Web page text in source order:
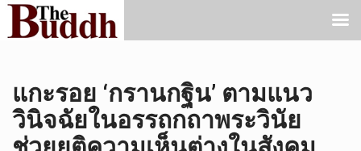
แกะรอย ‘กรานกฐิน’ ตามแนว
วินิจฉัยในอรรถกถาพระวินัย